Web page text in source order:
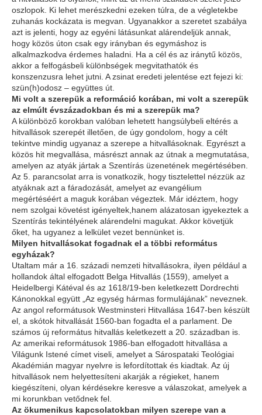
oszlopok. Ki lehet merészkedni ezeken túlra, de a végletekbe
zuhanás kockázata is megvan. Ugyanakkor a szeretet szabálya
azt is jelenti, hogy az egyéni látásunkat alárendeljük annak,
hogy közös úton csak egy irányban és egymáshoz is
alkalmazkodva érdemes haladni. Ha a cél és az iránytű közös,
akkor a felfogásbeli különbségek megvitathatók és
konszenzusra lehet jutni. A zsinat eredeti jelentése ezt fejezi ki:
szün(h)odosz – együttes út.
Mi volt a szerepük a reformáció korában, mi volt a szerepük
az elmúlt évszázadokban és mi a szerepük ma?
A különböző korokban valóban lehetett hangsúlybeli eltérés a
hitvallások szerepét illetően, de úgy gondolom, hogy a célt
tekintve mindig ugyanaz a szerepe a hitvallásoknak. Egyrészt a
közös hit megvallása, másrészt annak az útnak a megmutatása,
amelyen az atyák jártak a Szentírás üzenetének megértésében.
Az 5. parancsolat arra is vonatkozik, hogy tisztelettel nézzük az
atyáknak azt a fáradozását, amelyet az evangélium
megértéséért a maguk korában végeztek. Már idéztem, hogy
nem szolgai követést igényeltek,hanem alázatosan igyekeztek a
Szentírás tekintélyének alárendelni magukat. Akkor követjük
őket, ha ugyanez a lelkület vezet bennünket is.
Milyen hitvallásokat fogadnak el a többi református
egyházak?
Utaltam már a 16. századi nemzeti hitvallásokra, ilyen például a
hollandok által elfogadott Belga Hitvallás (1559), amelyet a
Heidelbergi Kátéval és az 1618/19-ben keletkezett Dordrechti
Kánonokkal együtt „Az egység hármas formulájának” neveznek.
Az angol reformátusok Westminsteri Hitvallása 1647-ben készült
el, a skótok hitvallását 1560-ban fogadta el a parlament. De
számos új református hitvallás keletkezett a 20. században is.
Az amerikai reformátusok 1986-ban elfogadott hitvallása a
Világunk Istené címet viseli, amelyet a Sárospataki Teológiai
Akadémián magyar nyelvre is lefordítottak és kiadtak. Az új
hitvallások nem helyettesíteni akarják a régieket, hanem
kiegészíteni, olyan kérdésekre keresve a válaszokat, amelyek a
mi korunkban vetődnek fel.
Az ökumenikus kapcsolatokban milyen szerepe van a